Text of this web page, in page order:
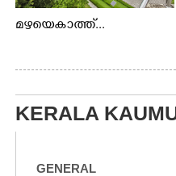
മഴയെകാത്ത്...
KERALA
GENERAL